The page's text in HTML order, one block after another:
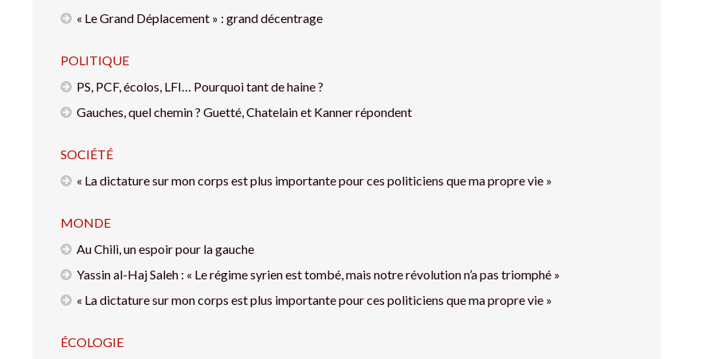
« Le Grand Déplacement » : grand décentrage
POLITIQUE
PS, PCF, écolos, LFI… Pourquoi tant de haine ?
Gauches, quel chemin ? Guetté, Chatelain et Kanner répondent
SOCIÉTÉ
« La dictature sur mon corps est plus importante pour ces politiciens que ma propre vie »
MONDE
Au Chili, un espoir pour la gauche
Yassin al-Haj Saleh : « Le régime syrien est tombé, mais notre révolution n’a pas triomphé »
« La dictature sur mon corps est plus importante pour ces politiciens que ma propre vie »
ÉCOLOGIE